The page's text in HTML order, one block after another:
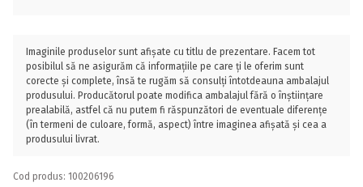
Imaginile produselor sunt afișate cu titlu de prezentare. Facem tot
posibilul să ne asigurăm că informațiile pe care ți le oferim sunt
corecte și complete, însă te rugăm să consulți întotdeauna ambalajul
produsului. Producătorul poate modifica ambalajul fără o înștiințare
prealabilă, astfel că nu putem fi răspunzători de eventuale diferențe
(în termeni de culoare, formă, aspect) între imaginea afișată și cea a
produsului livrat.
Cod produs: 100206196